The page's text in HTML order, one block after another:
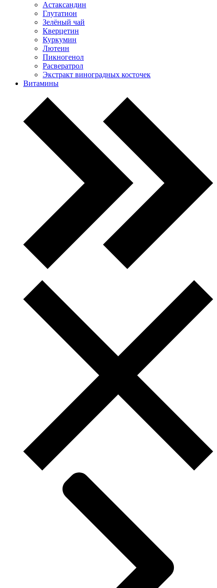
Астаксандин
Глутатион
Зелёный чай
Кверцетин
Куркумин
Лютеин
Пикногенол
Расвератрол
Экстракт виноградных косточек
Витамины